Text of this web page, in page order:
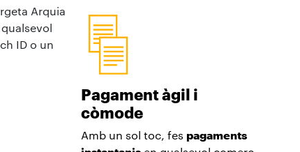
Arquia
ID o un
Pagament àgil i
còmode
Amb un sol toc, fes pagaments